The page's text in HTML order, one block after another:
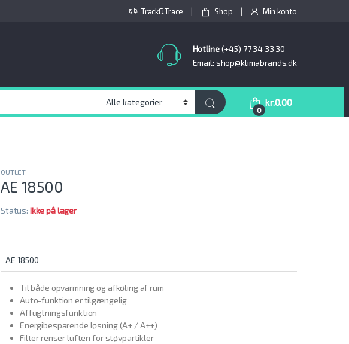
Track&Trace Shop Min konto
Hotline(+45) 77 34 33 30
Email: shop@klimabrands.dk
0
kr.0.00
OUTLET
AE 18500
Status: Ikke på lager
AE 18500
Til både opvarmning og afkøling af rum
Auto-funktion er tilgængelig
Affugtningsfunktion
Energibesparende løsning (A+ / A++)
Filter renser luften for støvpartikler